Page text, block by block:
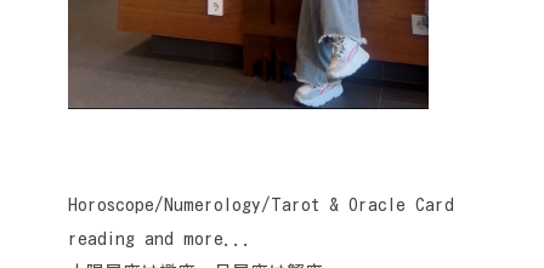
Horoscope/Numerology/Tarot & Oracle Card
reading and more...